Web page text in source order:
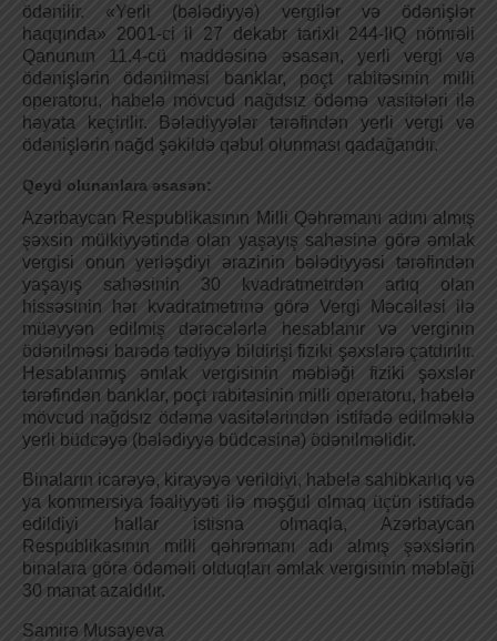
ödənilir. «Yerli (bələdiyyə) vergilər və ödənişlər
haqqında» 2001-ci il 27 dekabr tarixli 244-IIQ nömrəli
Qanunun 11.4-cü maddəsinə əsasən, yerli vergi və
ödənişlərin ödənilməsi banklar, poçt rabitəsinin milli
operatoru, habelə mövcud nağdsız ödəmə vasitələri ilə
həyata keçirilir. Bələdiyyələr tərəfindən yerli vergi və
ödənişlərin nağd şəkildə qəbul olunması qadağandır.
Qeyd olunanlara əsasən:
Azərbaycan Respublikasının Milli Qəhrəmanı adını almış
şəxsin mülkiyyətində olan yaşayış sahəsinə görə əmlak
vergisi onun yerləşdiyi ərazinin bələdiyyəsi tərəfindən
yaşayış sahəsinin 30 kvadratmetrdən artıq olan
hissəsinin hər kvadratmetrinə görə Vergi Məcəlləsi ilə
müəyyən edilmiş dərəcələrlə hesablanır və verginin
ödənilməsi barədə tədiyyə bildirişi fiziki şəxslərə çatdırılır.
Hesablanmış əmlak vergisinin məbləği fiziki şəxslər
tərəfindən banklar, poçt rabitəsinin milli operatoru, habelə
mövcud nağdsız ödəmə vasitələrindən istifadə edilməklə
yerli büdcəyə (bələdiyyə büdcəsinə) ödənilməlidir.
Binaların icarəyə, kirayəyə verildiyi, habelə sahibkarlıq və
ya kommersiya fəaliyyəti ilə məşğul olmaq üçün istifadə
edildiyi hallar istisna olmaqla, Azərbaycan
Respublikasının milli qəhrəmanı adı almış şəxslərin
binalara görə ödəməli olduqları əmlak vergisinin məbləği
30 manat azaldılır.
Samirə Musayeva